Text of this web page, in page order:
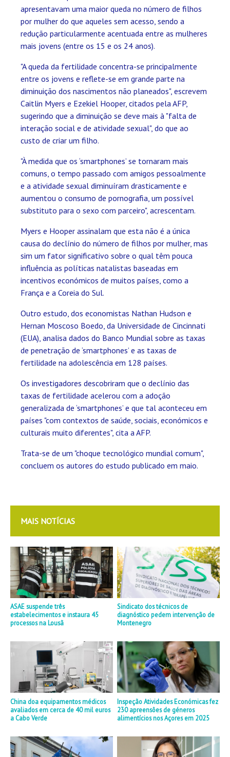
apresentavam uma maior queda no número de filhos
por mulher do que aqueles sem acesso, sendo a
redução particularmente acentuada entre as mulheres
mais jovens (entre os 15 e os 24 anos).
"A queda da fertilidade concentra-se principalmente
entre os jovens e reflete-se em grande parte na
diminuição dos nascimentos não planeados", escrevem
Caitlin Myers e Ezekiel Hooper, citados pela AFP,
sugerindo que a diminuição se deve mais à "falta de
interação social e de atividade sexual", do que ao
custo de criar um filho.
"À medida que os ‘smartphones’ se tornaram mais
comuns, o tempo passado com amigos pessoalmente
e a atividade sexual diminuíram drasticamente e
aumentou o consumo de pornografia, um possível
substituto para o sexo com parceiro", acrescentam.
Myers e Hooper assinalam que esta não é a única
causa do declínio do número de filhos por mulher, mas
sim um fator significativo sobre o qual têm pouca
influência as políticas natalistas baseadas em
incentivos económicos de muitos países, como a
França e a Coreia do Sul.
Outro estudo, dos economistas Nathan Hudson e
Hernan Moscoso Boedo, da Universidade de Cincinnati
(EUA), analisa dados do Banco Mundial sobre as taxas
de penetração de ‘smartphones’ e as taxas de
fertilidade na adolescência em 128 países.
Os investigadores descobriram que o declínio das
taxas de fertilidade acelerou com a adoção
generalizada de ‘smartphones’ e que tal aconteceu em
países "com contextos de saúde, sociais, económicos e
culturais muito diferentes", cita a AFP.
Trata-se de um "choque tecnológico mundial comum",
concluem os autores do estudo publicado em maio.
MAIS NOTÍCIAS
ASAE suspende três
estabelecimentos e instaura 45
processos na Lousã
Sindicato dos técnicos de
diagnóstico pedem intervenção de
Montenegro
China doa equipamentos médicos
avaliados em cerca de 40 mil euros
a Cabo Verde
Inspeção Atividades Económicas fez
230 apreensões de géneros
alimentícios nos Açores em 2025